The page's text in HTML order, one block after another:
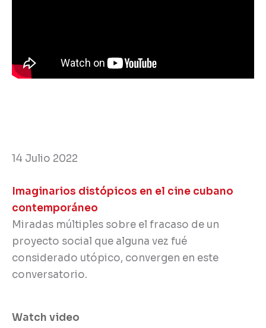
14 Julio 2022
Imaginarios distópicos en el cine cubano
contemporáneo
Miradas múltiples sobre el fracaso de un
proyecto social que alguna vez fué
considerado utópico, convergen en este
conversatorio.
Watch video